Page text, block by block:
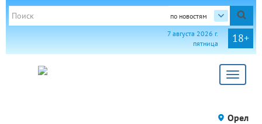
по новостям
18+
7 августа 2026 г.
пятница
Toggle
Орел